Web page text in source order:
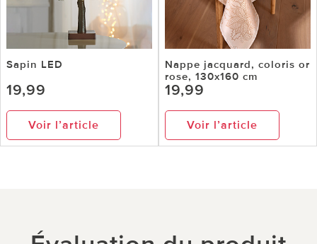
Sapin LED
19,99
Voir l’article
Nappe jacquard, coloris or
rose, 130x160 cm
19,99
Voir l’article